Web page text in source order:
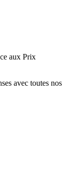
aux Prix
avec toutes nos